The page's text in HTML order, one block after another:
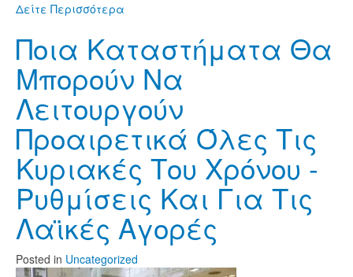
Δείτε Περισσότερα
Ποια Καταστήματα Θα
Μπορούν Να
Λειτουργούν
Προαιρετικά Όλες Τις
Κυριακές Του Χρόνου -
Ρυθμίσεις Και Για Τις
Λαϊκές Αγορές
Posted in Uncategorized